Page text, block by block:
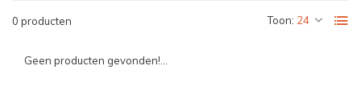
0 producten Toon:
Geen producten gevonden!...